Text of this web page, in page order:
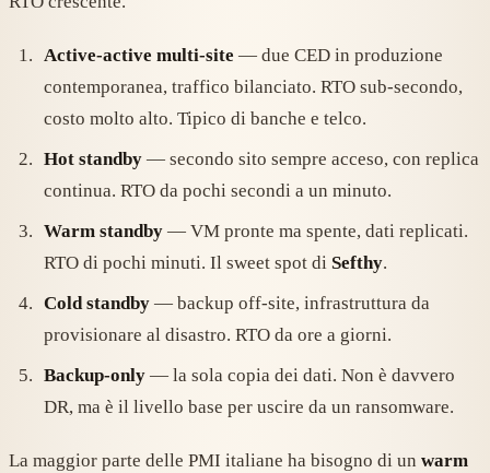
Active-active multi-site — due CED in produzione
contemporanea, traffico bilanciato. RTO sub-secondo,
costo molto alto. Tipico di banche e telco.
Hot standby — secondo sito sempre acceso, con replica
continua. RTO da pochi secondi a un minuto.
Warm standby — VM pronte ma spente, dati replicati.
RTO di pochi minuti. Il sweet spot di Sefthy.
Cold standby — backup off-site, infrastruttura da
provisionare al disastro. RTO da ore a giorni.
Backup-only — la sola copia dei dati. Non è davvero
DR, ma è il livello base per uscire da un ransomware.
La maggior parte delle PMI italiane ha bisogno di un warm